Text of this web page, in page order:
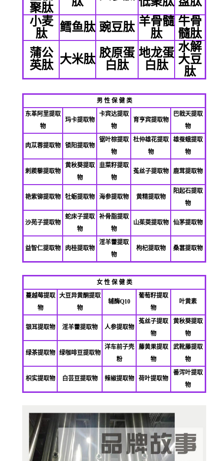
聚肽
小麦
肽
鳕鱼肽 豌豆肽 羊骨髓
肽
牛骨
髓肽
蒲公
英肽 大米肽 胶原蛋
白肽
地龙蛋
白肽
水解
大豆
肽
男 性 保 健 类
东革阿里提取
物
玛卡提取物
卡宾达提取
物
育亨宾提取物
巴戟天提取
物
肉苁蓉提取物 锁阳提取物
锯叶棕提取
物
杜仲雄花提取
物
雄蚕蛾提取
物
刺 蒺藜提取物
黄秋葵提取
物
韭菜籽提取
物
菟丝子提取物 鹿茸提取物
艳紫铆提取物 牡蛎提取物 海参提取物 黄精提取物
阳起石提取
物
沙苑子提取物
蛇床子提取
物
补骨脂提取
物
山茱萸提取物 仙茅提取物
益智仁提取物 肉桂提取物
淫羊藿提取
物
枸杞提取物 桑葚提取物
女 性 保 健 类
蔓越莓提取
物
大豆异黄酮提取
物
辅酶Q10
葡萄籽提取
物
叶黄素
银耳提取物 淫羊藿提取物 人参提取物
菟丝子提取
物
黄秋葵提取
物
绿茶提取物 绿咖啡豆提取物
洋车前子壳
粉
藤黄果提取
物
武靴藤提取
物
枳实提取物 白芸豆提取物 辣椒提取物 荷叶提取物
番泻叶提取
物